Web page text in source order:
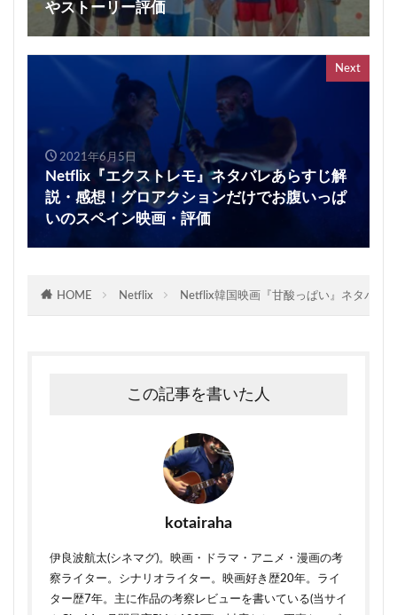
やストーリー評価
Next
2021年6月5日
Netflix『エクストレモ』ネタバレあらすじ解
説・感想！グロアクションだけでお腹いっぱ
いのスペイン映画・評価
HOME Netflix Netflix韓国映画『甘酸っぱい』ネタバレ
この記事を書いた人
kotairaha
伊良波航太(シネマグ)。映画・ドラマ・アニメ・漫画の考
察ライター。シナリオライター。映画好き歴20年。ライ
ター歴7年。主に作品の考察レビューを書いている(当サイ